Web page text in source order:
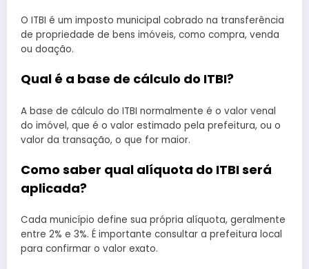
O ITBI é um imposto municipal cobrado na transferência
de propriedade de bens imóveis, como compra, venda
ou doação.
Qual é a base de cálculo do ITBI?
A base de cálculo do ITBI normalmente é o valor venal
do imóvel, que é o valor estimado pela prefeitura, ou o
valor da transação, o que for maior.
Como saber qual alíquota do ITBI será
aplicada?
Cada município define sua própria alíquota, geralmente
entre 2% e 3%. É importante consultar a prefeitura local
para confirmar o valor exato.